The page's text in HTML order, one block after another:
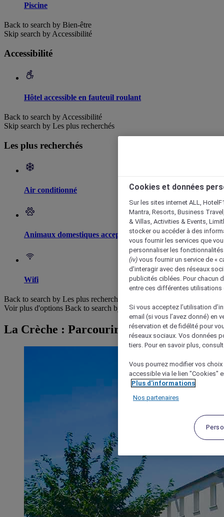
Piscine
Back to search by Bien-être
Skip search by Accessibilité
Accessibilité
Hôtel accessible en fauteuil roulant
Back to search by Accessibilité
Skip search by Les plus recherchés
Les plus recherchés
Air conditionné
Animaux domestiques acceptés
Wifi
Back to search by Les plus recherchés
Voir plus d'options Back to search by categories
La Crèche : Parcourir les hôtels
Cookies et données
Sur les sites internet ALL,
Mantra, Resorts, Business
& Villas, Activities & Events,
stocker ou accéder à des
vous fournir les services que
personnaliser les
(iv) vous fournir un service de «
d'interagir avec des réseaux
publicités ciblées. Pour chacun
entre ces différentes utilisations
Si vous acceptez l’utilisation
email (si vous l’avez donné) en
réservation et de fidélité pour
réseaux sociaux. Vos données
tiers. Pour en savoir plus,
Vous pourrez modifier vos
accessible via le lien "Cookies"
Plus d'informations
Nos partenaires